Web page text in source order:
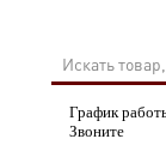
График
Звоните